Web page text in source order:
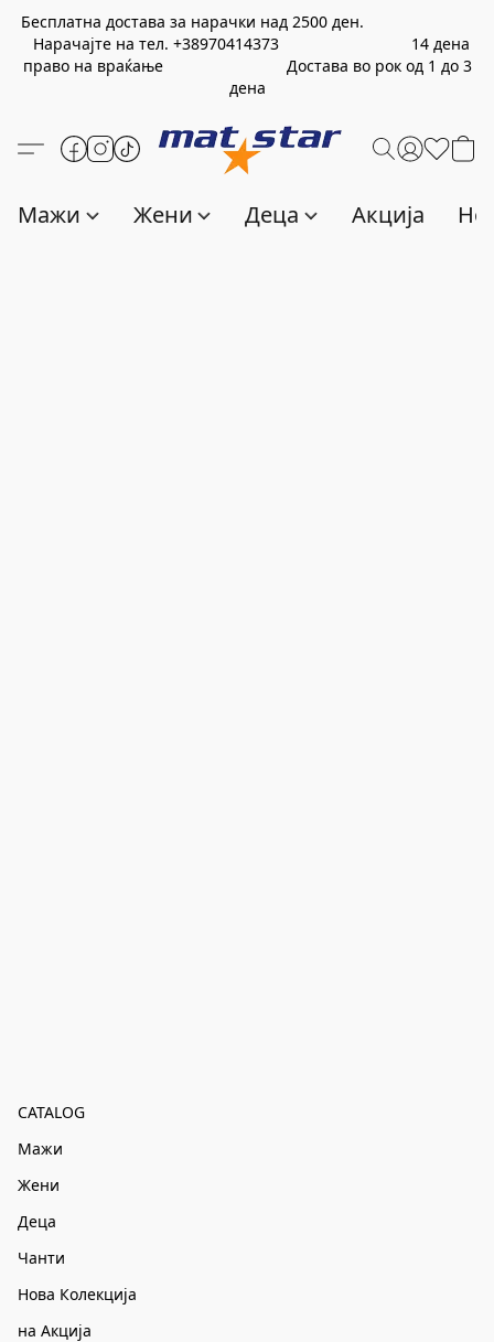
Бесплатна достава за нарачки над 2500 ден.
Нарачајте на тел. +38970414373 14 дена
право на враќање Достава во рок од 1 до 3
дена
Мажи Жени Деца Акција
CATALOG
Мажи
Жени
Деца
Чанти
Нова Колекција
на Акција